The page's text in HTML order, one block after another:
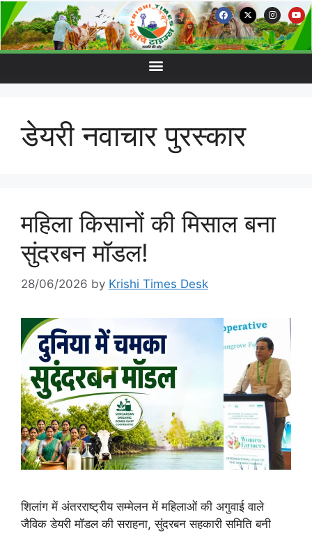
डेयरी नवाचार पुरस्कार
महिला किसानों की मिसाल बना
सुंदरबन मॉडल!
28/06/2026 by Krishi Times Desk
शिलांग में अंतरराष्ट्रीय सम्मेलन में महिलाओं की अगुवाई वाले
जैविक डेयरी मॉडल की सराहना, सुंदरबन सहकारी समिति बनी